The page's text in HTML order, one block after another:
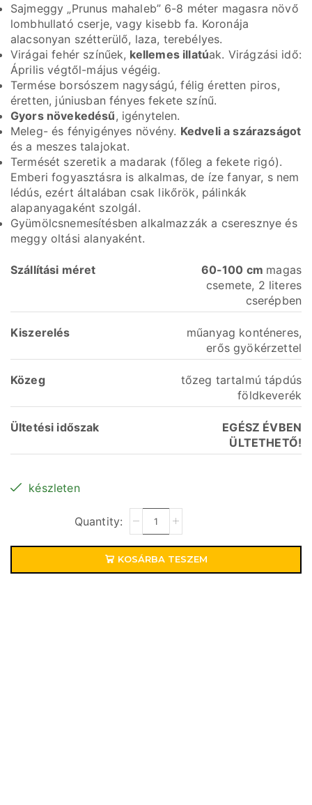
Sajmeggy „Prunus mahaleb” 6-8 méter magasra növő
lombhullató cserje, vagy kisebb fa. Koronája
alacsonyan szétterülő, laza, terebélyes.
Virágai fehér színűek, kellemes illatúak. Virágzási idő:
Április végtől-május végéig.
Termése borsószem nagyságú, félig éretten piros,
éretten, júniusban fényes fekete színű.
Gyors növekedésű, igénytelen.
Meleg- és fényigényes növény. Kedveli a szárazságot
és a meszes talajokat.
Termését szeretik a madarak (főleg a fekete rigó).
Emberi fogyasztásra is alkalmas, de íze fanyar, s nem
lédús, ezért általában csak likőrök, pálinkák
alapanyagaként szolgál.
Gyümölcsnemesítésben alkalmazzák a cseresznye és
meggy oltási alanyaként.
Szállítási méret 60-100 cm magas
csemete, 2 literes
cserépben
Kiszerelés
műanyag konténeres,
erős gyökérzettel
Közeg
tőzeg tartalmú tápdús
földkeverék
Ültetési időszak
EGÉSZ ÉVBEN
ÜLTETHETŐ!
készleten
KOSÁRBA TESZEM